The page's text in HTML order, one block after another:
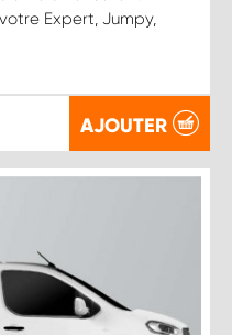
Expert, Jumpy,
AJOUTER